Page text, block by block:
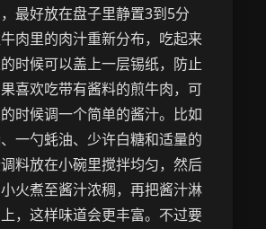
最好放在盘子里静置3到5分
肉里的肉汁重新分布，吃起来
时候可以盖上一层锡纸，防止
喜欢吃带有酱料的煎牛肉，可
时候调一个简单的酱汁。比如
一勺蚝油、少许白糖和适量的
料放在小碗里搅拌均匀，然后
火煮至酱汁浓稠，再把酱汁淋
，这样味道会更丰富。不过要